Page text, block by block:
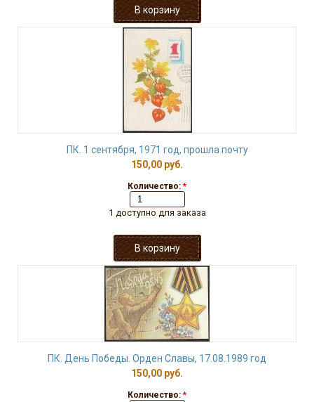
ПК. 1 сентября, 1971 год, прошла почту
150,00 руб.
Количество: *
1 доступно для заказа
ПК. День Победы. Орден Славы, 17.08.1989 год
150,00 руб.
Количество: *